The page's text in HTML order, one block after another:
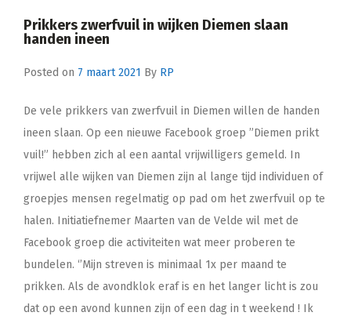
Prikkers zwerfvuil in wijken Diemen slaan
handen ineen
Posted on 7 maart 2021 By RP
De vele prikkers van zwerfvuil in Diemen willen de handen
ineen slaan. Op een nieuwe Facebook groep ”Diemen prikt
vuil!” hebben zich al een aantal vrijwilligers gemeld. In
vrijwel alle wijken van Diemen zijn al lange tijd individuen of
groepjes mensen regelmatig op pad om het zwerfvuil op te
halen. Initiatiefnemer Maarten van de Velde wil met de
Facebook groep die activiteiten wat meer proberen te
bundelen. ‘’Mijn streven is minimaal 1x per maand te
prikken. Als de avondklok eraf is en het langer licht is zou
dat op een avond kunnen zijn of een dag in t weekend ! Ik